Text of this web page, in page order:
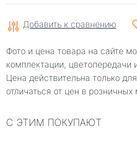
Добавить к сравнению
Фото и цена товара на сайте
комплектации, цветопередачи
Цена действительна только
отличаться от цен в розничных
С ЭТИМ ПОКУПАЮТ